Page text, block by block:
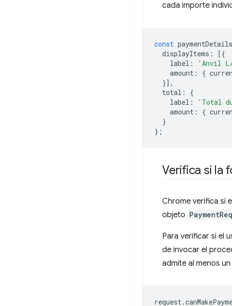
cada importe
const paymentDetails
displayItems :
[{
label : 'Anvil L/
amount : {
}],
total :
{
label : 'Total
amount : {
}
};
Verifica si la
Chrome verifica si
objeto
Para verificar si el
de invocar el
admite al menos
request.